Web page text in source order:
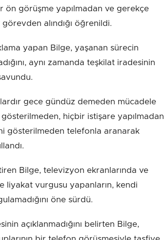
ön görüşme yapılmadan ve gerekçe
alındığı öğrenildi.
yapan Bilge, yaşanan sürecin
aynı zamanda teşkilat iradesinin
gece gündüz demeden mücadele
hiçbir istişare yapılmadan
gösterilmeden telefonla aranarak
Bilge, televizyon ekranlarında ve
liyakat vurgusu yapanların, kendi
öne sürdü.
açıklanmadığını belirten Bilge,